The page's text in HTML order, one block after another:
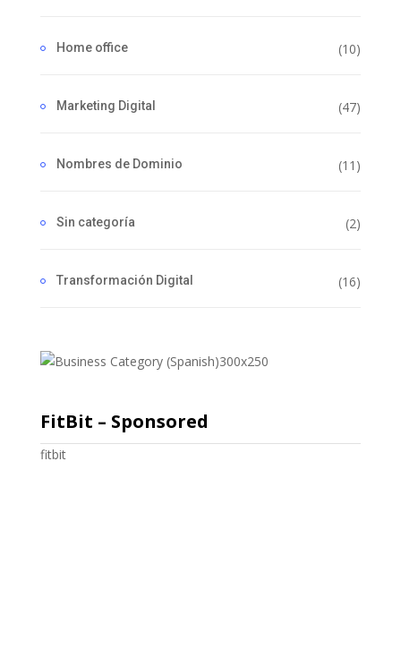
Home office (10)
Marketing Digital (47)
Nombres de Dominio (11)
Sin categoría (2)
Transformación Digital (16)
FitBit – Sponsored
fitbit